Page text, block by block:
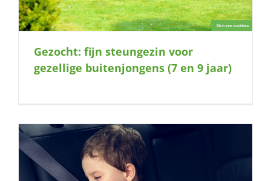
Gezocht: fijn steungezin voor
gezellige buitenjongens (7 en 9 jaar)